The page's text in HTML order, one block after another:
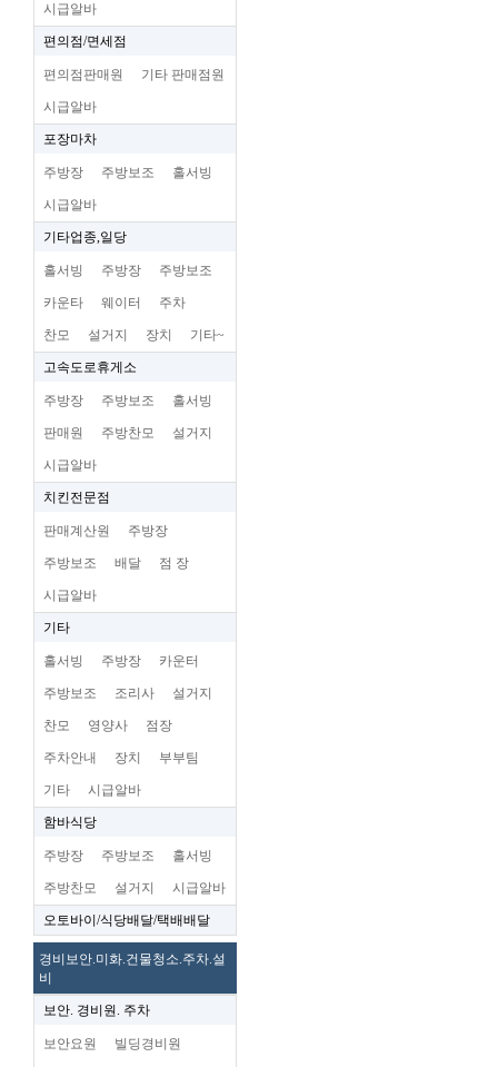
시급알바
편의점/면세점
편의점판매원 기타 판매점원
시급알바
포장마차
주방장 주방보조 홀서빙
시급알바
기타업종,일당
홀서빙 주방장 주방보조
카운타 웨이터 주차
찬모 설거지 장치 기타~
고속도로휴게소
주방장 주방보조 홀서빙
판매원 주방찬모 설거지
시급알바
치킨전문점
판매계산원 주방장
주방보조 배달 점 장
시급알바
기타
홀서빙 주방장 카운터
주방보조 조리사 설거지
찬모 영양사 점장
주차안내 장치 부부팀
기타 시급알바
함바식당
주방장 주방보조 홀서빙
주방찬모 설거지 시급알바
오토바이/식당배달/택배배달
경비보안.미화.건물청소.주차.설
비
보안. 경비원. 주차
보안요원 빌딩경비원